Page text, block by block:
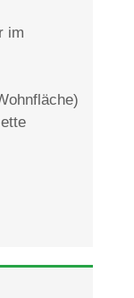
im